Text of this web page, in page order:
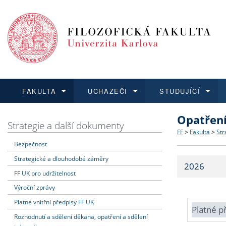
FAKULTA
Dozvědět se více
Struktura
Strategie
Fakultní
UCHAZEČI
Podat přihlášku
Co
Učitelské
STUDUJÍCÍ
Dozvědět se více
Dozvědět se více
O vědě a
Dozvědět se více
Aktuální
Strategie a další dokumenty
Bezpečnost
Strategické a dlouhodobé záměry
FF UK pro udržitelnost
Výroční zprávy
Platné vnitřní předpisy FF UK
Rozhodnutí a sdělení děkana, opatření a sdělení
FF > Fakulta >
2026
Platné